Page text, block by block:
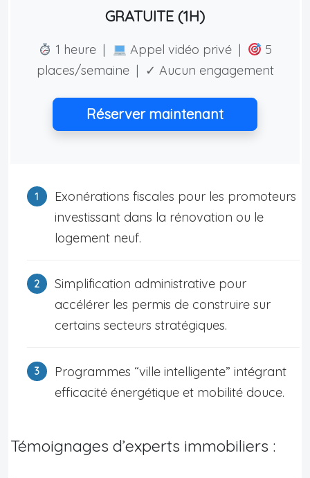
GRATUITE (1H)
1 heure | Appel vidéo privé |
5
places/semaine | ✓ Aucun engagement
Réserver maintenant
Exonérations fiscales pour les promoteurs
investissant dans la rénovation ou le
logement neuf.
Simplification administrative pour
accélérer les permis de construire sur
certains secteurs stratégiques.
Programmes “ville intelligente” intégrant
efficacité énergétique et mobilité douce.
Témoignages d’experts immobiliers :